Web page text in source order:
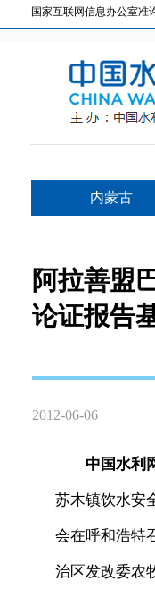
国家互联网信息办公室准
内蒙古
阿拉善盟
论证报告
2012-06-06
中国水利
苏木镇饮水安
会在呼和浩特
治区发改委农